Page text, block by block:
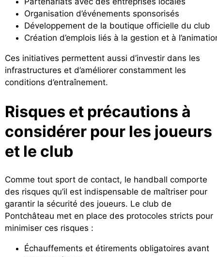
Organisation d’événements sponsorisés
Développement de la boutique officielle du club
Création d’emplois liés à la gestion et à
Ces initiatives permettent aussi d’investir dans les
infrastructures et d’améliorer constamment les
conditions d’entraînement.
Risques et précautions à
considérer pour les joueurs
et le club
Comme tout sport de contact, le handball comporte
des risques qu’il est indispensable de maîtriser pour
garantir la sécurité des joueurs. Le club de
Pontchâteau met en place des protocoles stricts pour
minimiser ces risques :
Échauffements et étirements obligatoires avant